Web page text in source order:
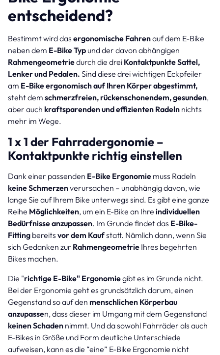
entscheidend?
Bestimmt wird das ergonomische Fahrenauf dem E-Bike
neben dem E-Bike Typ und der davon abhängigen
Rahmengeometriedurch die drei Kontaktpunkte Sattel,
Lenker und Pedalen. Sind diese drei wichtigen Eckpfeiler
am E-Bike ergonomisch auf Ihren Körper abgestimmt,
steht dem schmerzfreien, rückenschonendem, gesunden,
aber auch kraftsparenden und effizienten Radeln nichts
mehr im Wege.
1 x 1 der Fahrradergonomie –
Kontaktpunkte richtig einstellen
Dank einer passenden E-Bike Ergonomie muss Radeln
keine Schmerzenverursachen – unabhängig davon, wie
lange Sie auf Ihrem Bike unterwegs sind. Es gibt eine ganze
Reihe Möglichkeiten, um ein E-Bike an Ihre individuellen
Bedürfnisse anzupassen. Im Grunde findet das E-Bike-
Fitting bereits vor dem Kaufstatt. Nämlich dann, wenn Sie
sich Gedanken zur Rahmengeometrie Ihres begehrten
Bikes machen.
Die "richtige E-Bike" Ergonomiegibt es im Grunde nicht.
Bei der Ergonomie geht es grundsätzlich darum, einen
Gegenstand so auf den menschlichen Körperbau
anzupassen, dass dieser im Umgang mit dem Gegenstand
keinen Schaden nimmt. Und da sowohl Fahrräder als auch
E-Bikes in Größe und Form deutliche Unterschiede
aufweisen, kann es die “eine” E-Bike Ergonomie nicht